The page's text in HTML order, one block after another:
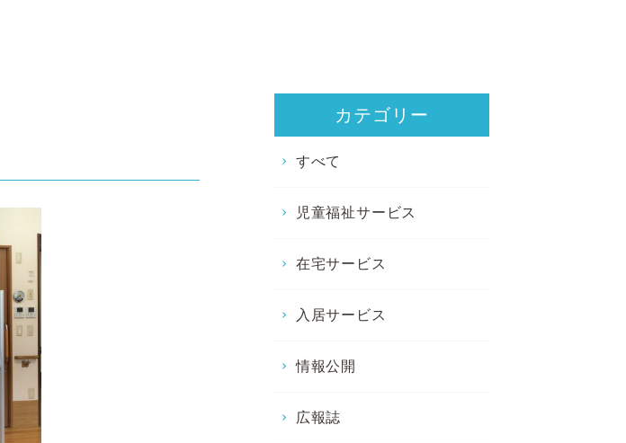
カテゴリー
すべて
児童福祉サービス
在宅サービス
入居サービス
情報公開
広報誌